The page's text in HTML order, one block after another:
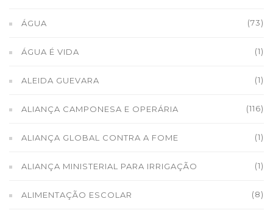
ÁGUA (73)
ÁGUA É VIDA (1)
ALEIDA GUEVARA (1)
ALIANÇA CAMPONESA E OPERÁRIA (116)
ALIANÇA GLOBAL CONTRA A FOME (1)
ALIANÇA MINISTERIAL PARA IRRIGAÇÃO (1)
ALIMENTAÇÃO ESCOLAR (8)